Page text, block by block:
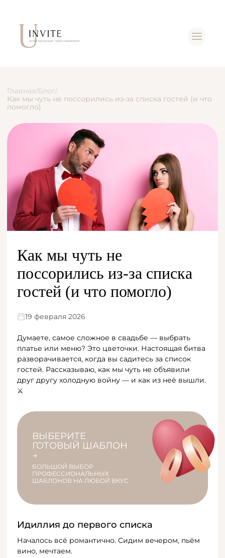
Главная/Блог /
Как мы чуть не поссорились из-за списка гостей (и что
помогло)
Как мы чуть не
поссорились из-за списка
гостей (и что помогло)
19 февраля 2026
Думаете, самое сложное в свадьбе — выбрать
платье или меню? Это цветочки. Настоящая битва
разворачивается, когда вы садитесь за список
гостей. Рассказываю, как мы чуть не объявили
друг другу холодную войну — и как из неё вышли.
⚔️
ВЫБЕРИТЕ
ГОТОВЫЙ ШАБЛОН
→
БОЛЬШОЙ ВЫБОР
ПРОФЕССИОНАЛЬНЫХ
ШАБЛОНОВ НА ЛЮБОЙ ВКУС
Идиллия до первого списка
Началось всё романтично. Сидим вечером, пьём
вино, мечтаем.